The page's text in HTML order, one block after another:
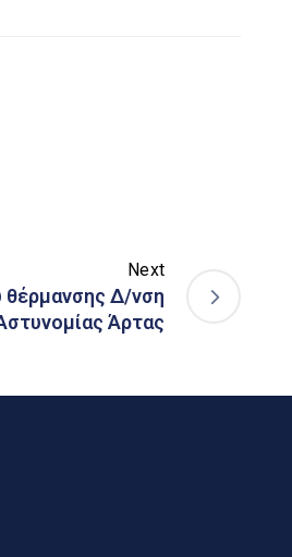
Next
θέρμανσης Δ/νση
Άρτας